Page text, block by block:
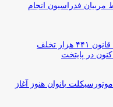
فدراسیون انجام
فاجعه موتورسواری در ایران: اعمال قانون ۴۴۱ هزار تخلف
بانوان هنوز آغاز